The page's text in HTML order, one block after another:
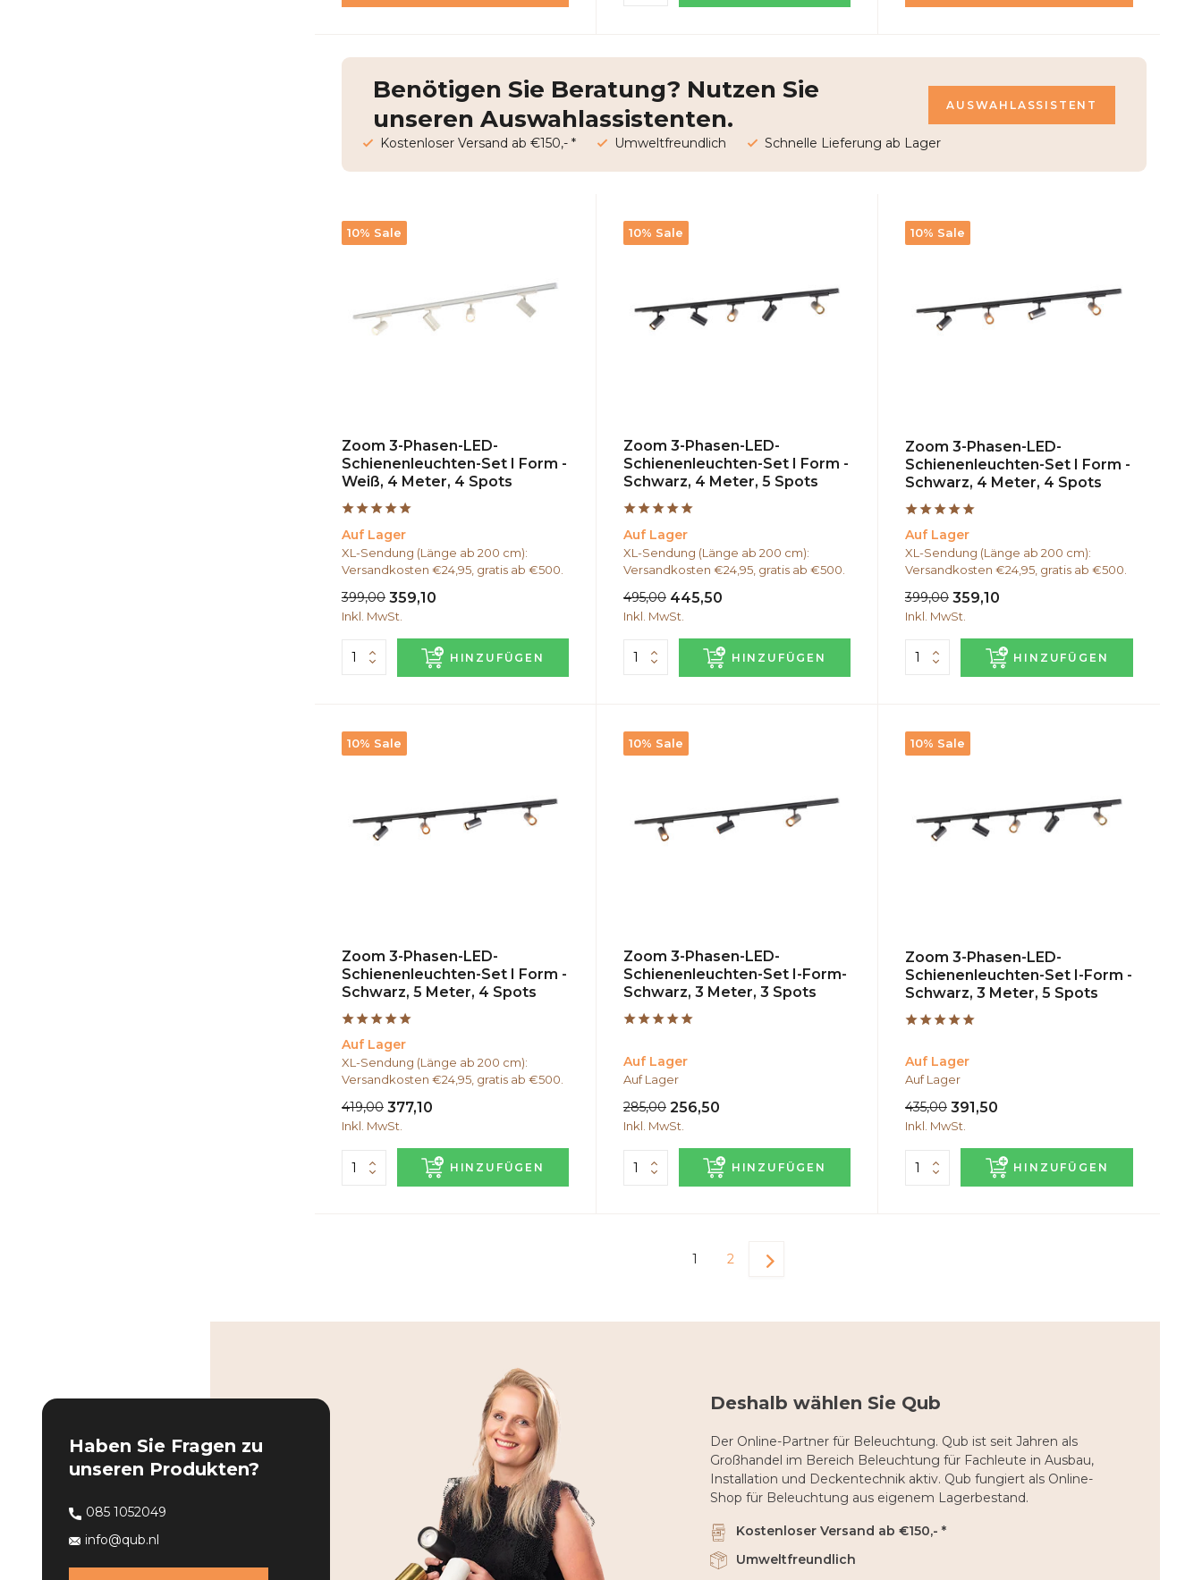
Benötigen Sie Beratung? Nutzen Sie
unseren Auswahlassistenten.
AUSWAHLASSISTENT
Kostenloser Versand ab €150,- * Umweltfreundlich Schnelle Lieferung ab Lager
10% Sale
Zoom 3-Phasen-LED-
Schienenleuchten-Set I Form -
Weiß, 4 Meter, 4 Spots
Auf Lager
XL-Sendung (Länge ab 200 cm):
Versandkosten €24,95, gratis ab €500.
399,00 359,10
Inkl. MwSt.
HINZUFÜGEN
10% Sale
Zoom 3-Phasen-LED-
Schienenleuchten-Set I Form -
Schwarz, 4 Meter, 5 Spots
Auf Lager
XL-Sendung (Länge ab 200 cm):
Versandkosten €24,95, gratis ab €500.
495,00 445,50
Inkl. MwSt.
HINZUFÜGEN
10% Sale
Zoom 3-Phasen-LED-
Schienenleuchten-Set I Form -
Schwarz, 4 Meter, 4 Spots
Auf Lager
XL-Sendung (Länge ab 200 cm):
Versandkosten €24,95, gratis ab €500.
399,00 359,10
Inkl. MwSt.
HINZUFÜGEN
10% Sale
Zoom 3-Phasen-LED-
Schienenleuchten-Set I Form -
Schwarz, 5 Meter, 4 Spots
Auf Lager
XL-Sendung (Länge ab 200 cm):
Versandkosten €24,95, gratis ab €500.
419,00 377,10
Inkl. MwSt.
HINZUFÜGEN
10% Sale
Zoom 3-Phasen-LED-
Schienenleuchten-Set I-Form-
Schwarz, 3 Meter, 3 Spots
Auf Lager
Auf Lager
285,00 256,50
Inkl. MwSt.
HINZUFÜGEN
10% Sale
Zoom 3-Phasen-LED-
Schienenleuchten-Set I-Form -
Schwarz, 3 Meter, 5 Spots
Auf Lager
Auf Lager
435,00 391,50
Inkl. MwSt.
HINZUFÜGEN
1 2
Haben Sie Fragen zu
unseren Produkten?
085 1052049
info@qub.nl
Deshalb wählen Sie Qub
Der Online-Partner für Beleuchtung. Qub ist seit Jahren als
Großhandel im Bereich Beleuchtung für Fachleute in Ausbau,
Installation und Deckentechnik aktiv. Qub fungiert als Online-
Shop für Beleuchtung aus eigenem Lagerbestand.
Kostenloser Versand ab €150,- *
Umweltfreundlich